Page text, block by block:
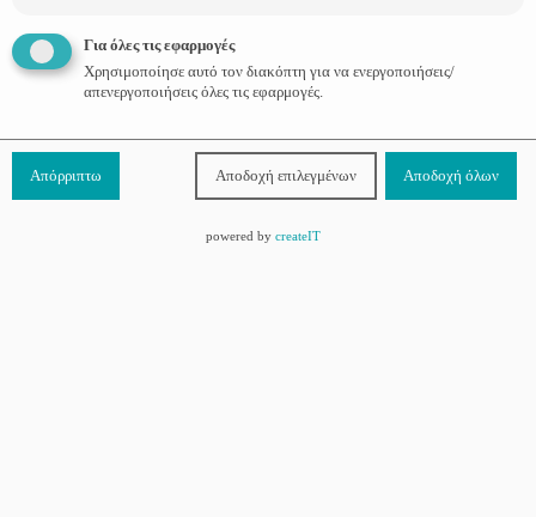
Για όλες τις εφαρμογές
Χρησιμοποίησε αυτό τον διακόπτη για να ενεργοποιήσεις/
απενεργοποιήσεις όλες τις εφαρμογές.
Απόρριπτω Αποδοχή επιλεγμένων Αποδοχή όλων
powered by createIT